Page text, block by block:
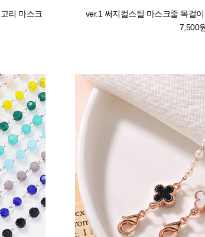
리 마스크
ver.1 써지컬스틸 마스크줄 목걸
7,500